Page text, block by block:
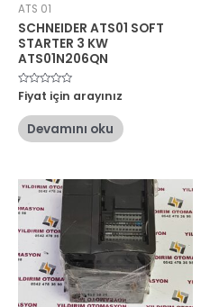
ATS 01
SCHNEIDER ATS01 SOFT
STARTER 3 KW
ATS01N206QN
5
üzerinden
oy
aldı
Fiyat için arayınız
Devamını oku